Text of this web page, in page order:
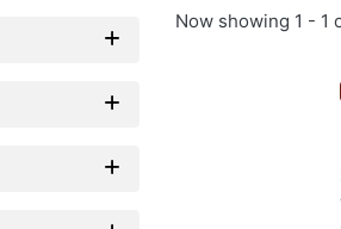
Now showing 1 - 1